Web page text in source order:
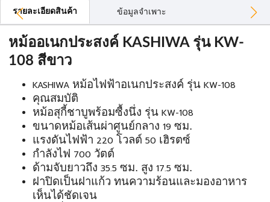
รายละเอียดสินค้า ข้อมูลจำเพาะ
หม้ออเนกประสงค์ KASHIWA รุ่น KW-
108 สีขาว
KASHIWA หม้อไฟฟ้าอเนกประสงค์ รุ่น KW-108
คุณสมบัติ
หม้อสุกี้ชาบูพร้อมซื้งนึ่ง รุ่น KW-108
ขนาดหม้อเส้นผ่าศูนย์กลาง 19 ซม.
แรงดันไฟฟ้า 220 โวลต์ 50 เฮิรตซ์
กำลังไฟ 700 วัตต์
ด้ามจับยาวถึง 35.5 ซม. สูง 17.5 ซม.
ฝาปิดเป็นฝาแก้ว ทนความร้อนและมองอาหาร
เห็นได้ชัดเจน